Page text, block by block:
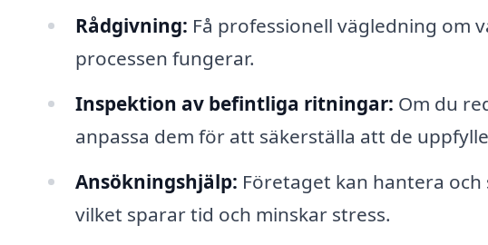
Rådgivning: Få professionell vägledning om
processen fungerar.
Inspektion av befintliga ritningar: Om du
anpassa dem för att säkerställa att de
Ansökningshjälp: Företaget kan hantera och
vilket sparar tid och minskar stress.